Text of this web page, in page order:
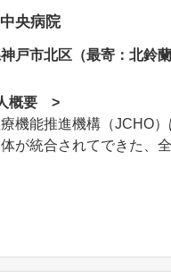
央病院
戸市北区（最寄：北鈴
概要 >
機能推進機構（JCHO
が統合されてできた、